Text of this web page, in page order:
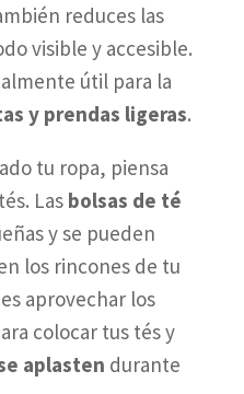
reduces las
visible y accesible.
útil para la
y prendas ligeras.
tu ropa, piensa
Las bolsas de té
y se pueden
los rincones de tu
aprovechar los
colocar tus tés y
aplasten durante